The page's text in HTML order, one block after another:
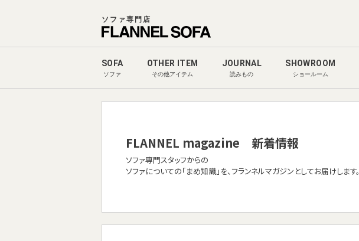
ソファ専門店
SOFA
ソファ
OTHER ITEM
その他アイテム
JOURNAL
読みもの
SHOWROOM
ショールーム
FLANNEL magazine 新着情報
ソファ専門スタッフからの
ソファについての「まめ知識」を、フランネルマガジンとしてお届けします。